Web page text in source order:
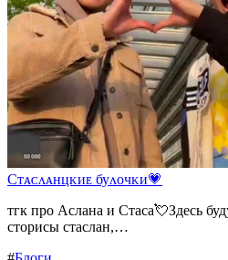
Сᴛᴀᴄᴧᴀнцᴋиᴇ буᴧᴏчᴋи💗
тгк про Аслана и Стаса💘Здесь
сторисы стаслан,…